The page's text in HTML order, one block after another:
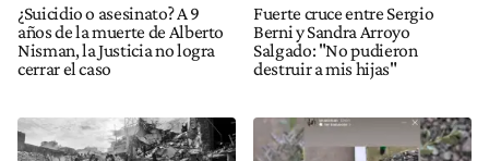
¿Suicidio o asesinato? A 9
años de la muerte de Alberto
Nisman, la Justicia no logra
cerrar el caso
Fuerte cruce entre Sergio
Berni y Sandra Arroyo
Salgado: "No pudieron
destruir a mis hijas"